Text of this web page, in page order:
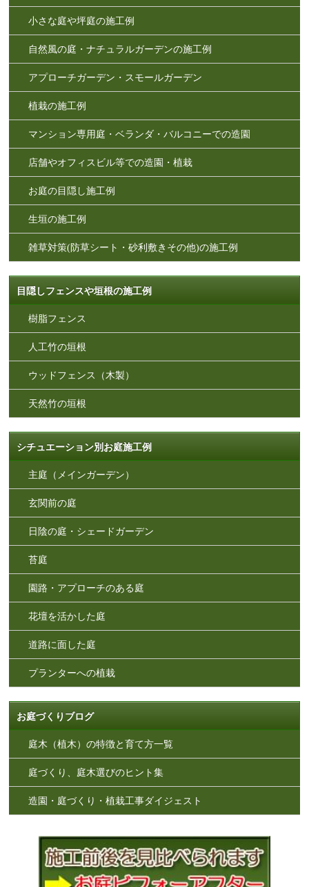
小さな庭や坪庭の施工例
自然風の庭・ナチュラルガーデンの施工例
アプローチガーデン・スモールガーデン
植栽の施工例
マンション専用庭・ベランダ・バルコニーでの造園
店舗やオフィスビル等での造園・植栽
お庭の目隠し施工例
生垣の施工例
雑草対策(防草シート・砂利敷きその他)の施工例
目隠しフェンスや垣根の施工例
樹脂フェンス
人工竹の垣根
ウッドフェンス（木製）
天然竹の垣根
シチュエーション別お庭施工例
主庭（メインガーデン）
玄関前の庭
日陰の庭・シェードガーデン
苔庭
園路・アプローチのある庭
花壇を活かした庭
道路に面した庭
プランターへの植栽
お庭づくりブログ
庭木（植木）の特徴と育て方一覧
庭づくり、庭木選びのヒント集
造園・庭づくり・植栽工事ダイジェスト